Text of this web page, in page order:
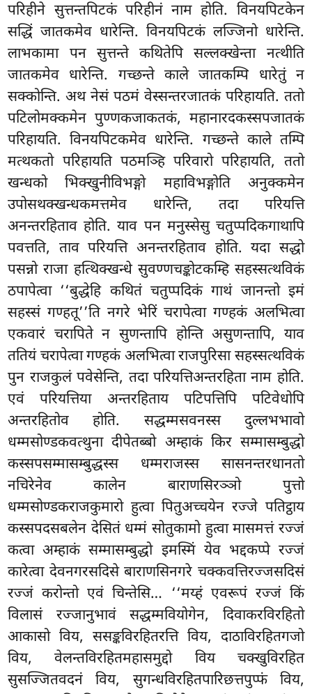
परिहीने सुत्तन्तपिटकं परिहीनं नाम होति. विनयपिटकेन
सद्धिं जातकमेव धारेन्ति. विनयपिटकं लज्जिनो धारेन्ति.
लाभकामा पन सुत्तन्ते कथितेपि सल्लक्खेन्ता नत्थीति
जातकमेव धारेन्ति. गच्छन्ते काले जातकम्पि धारेतुं न
सक्कोन्ति. अथ नेसं पठमं वेस्सन्तरजातकं परिहायति. ततो
पटिलोमक्कमेन पुण्णकजाकतकं, महानारदकस्सपजातकं
परिहायति. विनयपिटकमेव धारेन्ति. गच्छन्ते काले तम्पि
मत्थकतो परिहायति पठमञ्हि परिवारो परिहायति, ततो
खन्धको भिक्खुनीविभङ्गो महाविभङ्गोति अनुक्कमेन
उपोसथक्खन्धकमत्तमेव धारेन्ति, तदा परियत्ति
अनन्तरहिताव होति. याव पन मनुस्सेसु चतुप्पदिकगाथापि
पवत्तति, ताव परियत्ति अनन्तरहिताव होति. यदा सद्धो
पसन्नो राजा हत्थिक्खन्धे सुवण्णचङ्कोटकम्हि सहस्सत्थविकं
ठपापेत्वा ‘‘बुद्धेहि कथितं चतुप्पदिकं गाथं जानन्तो इमं
सहस्सं गण्हतू’’ति नगरे भेरिं चरापेत्वा गण्हकं अलभित्वा
एकवारं चरापिते न सुणन्तापि होन्ति असुणन्तापि, याव
ततियं चरापेत्वा गण्हकं अलभित्वा राजपुरिसा सहस्सत्थविकं
पुन राजकुलं पवेसेन्ति, तदा परियत्तिअन्तरहिता नाम होति.
एवं परियत्तिया अन्तरहिताय पटिपत्तिपि पटिवेधोपि
अन्तरहितोव होति. सद्धम्मसवनस्स दुल्लभभावो
धम्मसोण्डकवत्थुना दीपेतब्बो अम्हाकं किर सम्मासम्बुद्धो
कस्सपसम्मासम्बुद्धस्स धम्मराजस्स सासनन्तरधानतो
नचिरेनेव कालेन बाराणसिरञ्ञो पुत्तो
धम्मसोण्डकराजकुमारो हुत्वा पितुअच्चयेन रज्जे पतिट्ठाय
कस्सपदसबलेन देसितं धम्मं सोतुकामो हुत्वा मासमत्तं रज्जं
कत्वा अम्हाकं सम्मासम्बुद्धो इमस्मिं येव भद्दकप्पे रज्जं
कारेत्वा देवनगरसदिसे बाराणसिनगरे चक्कवत्तिरज्जसदिसं
रज्जं करोन्तो एवं चिन्तेसि… ‘‘मय्हं एवरूपं रज्जं किं
विलासं रज्जानुभावं सद्धम्मवियोगेन, दिवाकरविरहितो
आकासो विय, ससङ्कविरहितरत्ति विय, दाठाविरहितगजो
विय, वेलन्तविरहितमहासमुद्दो विय चक्खुविरहित
सुसज्जितवदनं विय, सुगन्धविरहितपारिछत्तपुप्फं विय,